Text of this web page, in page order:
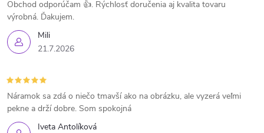
Mili
21.7.2026
Obchod odporúčam 👍. Rýchlosť doručenia aj kvalita tovaru
výrobná. Ďakujem.
Iveta Antolíková
Náramok sa zdá o niečo tmavší ako na obrázku, ale vyzerá veľmi
pekne a drží dobre. Som spokojná